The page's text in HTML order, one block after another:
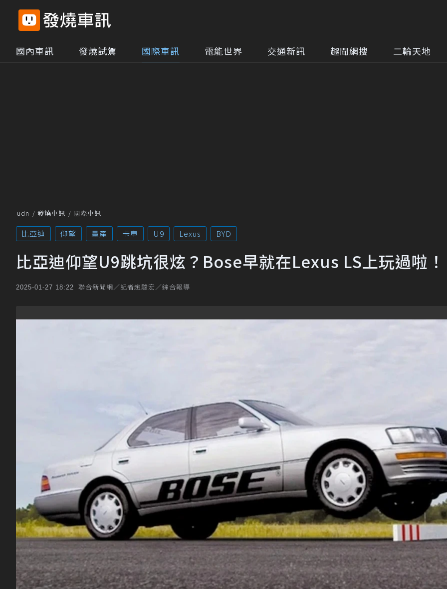
國內車訊 發燒試駕 國際車訊 電能世界 交通新訊 趣聞網搜 二輪天地
udn 發燒車訊 國際車訊
比亞迪 仰望 量產 卡車 U9 Lexus BYD
比亞迪仰望U9跳坑很炫？Bose早就在Lexus LS上玩過啦！
2025-01-27 18:22 聯合新聞網／記者趙駿宏／綜合報導